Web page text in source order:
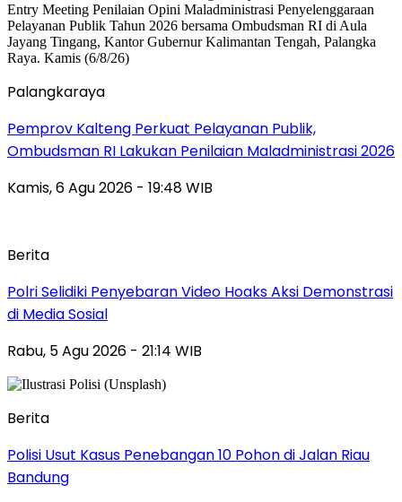
Palangkaraya
Pemprov Kalteng Perkuat Pelayanan Publik,
Ombudsman RI Lakukan Penilaian Maladministrasi 2026
Kamis, 6 Agu 2026 - 19:48 WIB
Berita
Polri Selidiki Penyebaran Video Hoaks Aksi Demonstrasi
di Media Sosial
Rabu, 5 Agu 2026 - 21:14 WIB
Berita
Polisi Usut Kasus Penebangan 10 Pohon di Jalan Riau
Bandung